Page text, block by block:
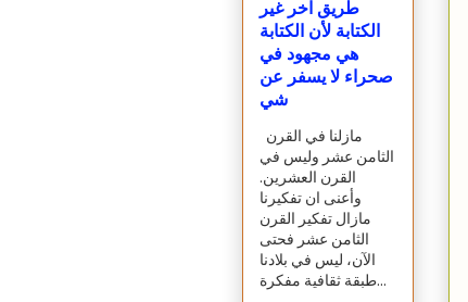
طريق آخر غير
الكتابة لأن الكتابة
هي مجهود في
صحراء لا يسفر عن
شي
الثامن عشر وليس في
القرن العشرين.
وأعنى ان تفكيرنا
مازال تفكير القرن
الثامن عشر فحتى
الآن، ليس في بلادنا
طبقة ثقافية مفكرة...